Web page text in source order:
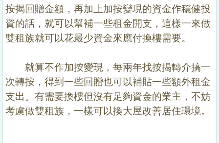
按揭回贈金額，再加上加按變現的資金作穩健投
資的話，就可以幫補一些租金開支，這樣一來做
雙租族就可以花最少資金來應付換樓需要。
就算不作加按變現，每兩年找按揭轉介搞一
次轉按，得到一些回贈也可以補貼一些額外租金
支出。有需要換樓但沒有足夠資金的業主，不妨
考慮做雙租族，一樣可以換大屋改善居住環境。